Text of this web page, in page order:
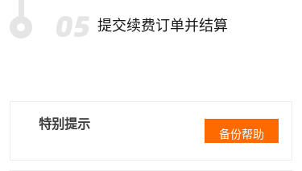
提交续费订单并结算
特别提示
备份帮助